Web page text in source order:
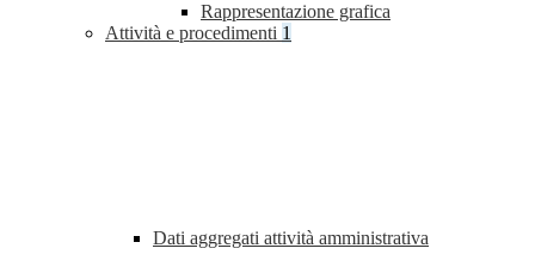
Rappresentazione grafica
Attività e procedimenti 1
Dati aggregati attività amministrativa